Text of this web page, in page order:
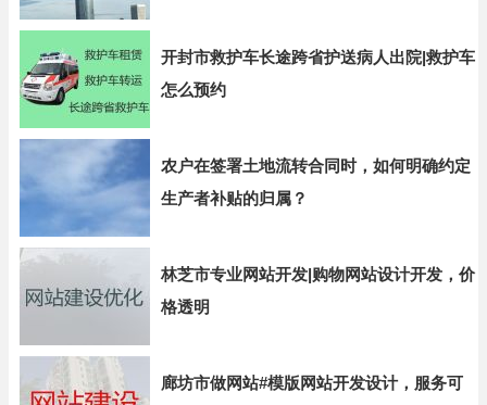
开封市救护车长途跨省护送病人出院|救护车
怎么预约
农户在签署土地流转合同时，如何明确约定
生产者补贴的归属？
林芝市专业网站开发|购物网站设计开发，价
格透明
廊坊市做网站#模版网站开发设计，服务可